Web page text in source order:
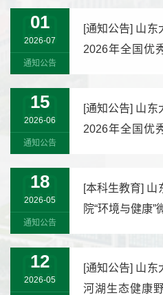
01
2026-07
通知公告
[通知公告] 山东
2026年全国优
15
2026-06
通知公告
[通知公告] 山东
2026年全国优
18
2026-05
通知公告
[本科生教育] 山
院“环境与健康
12
2026-05
[通知公告] 山东
河湖生态健康